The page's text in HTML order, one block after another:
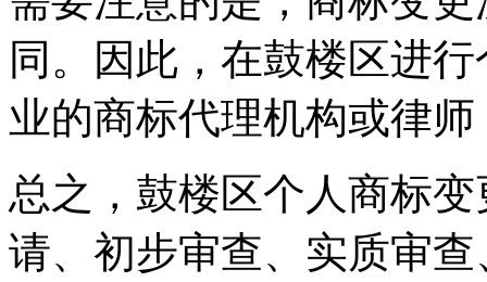
同。因此，在鼓楼区进
业的商标代理机构或律
总之，鼓楼区个人商标
请、初步审查、实质审